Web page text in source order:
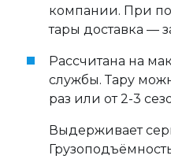
компании. При
тары доставка —
Рассчитана на
службы. Тару
раз или от 2-3
Выдерживает